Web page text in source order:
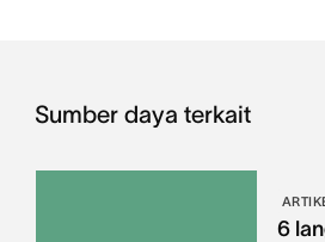
Sumber daya terkait
6